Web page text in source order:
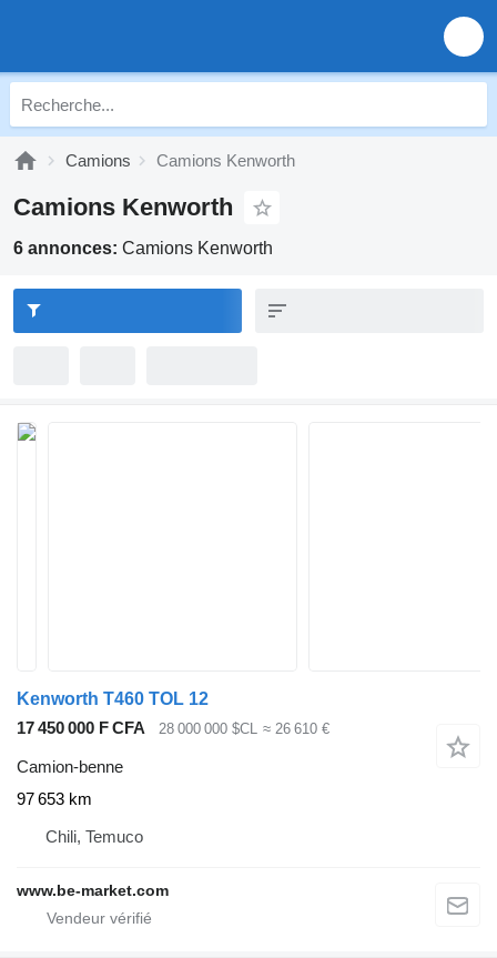
Camions Camions Kenworth
Camions Kenworth
6 annonces: Camions Kenworth
Kenworth T460 TOL 12
17 450 000 F CFA
28 000 000 $CL ≈ 26 610 €
Camion-benne
97 653 km
Chili, Temuco
www.be-market.com